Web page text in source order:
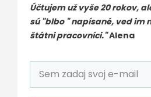
Účtujem už vyše 20 rokov,
sú "blbo " napísané, ved im
štátni pracovníci."Alena